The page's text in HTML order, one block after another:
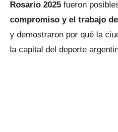
Rosario 2025 fueron
compromiso y el trabajo
y demostraron por qué la
la capital del deporte